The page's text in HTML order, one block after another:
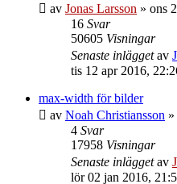
av Jonas Larsson » ons
16 Svar
50605 Visningar
Senaste inläggetav
tis 12 apr 2016,
max-width för bilder
av Noah Christiansson »
4 Svar
17958 Visningar
Senaste inläggetav
lör 02 jan 2016,